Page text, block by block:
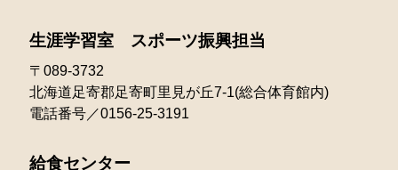
生涯学習室 スポーツ振興担当
〒089-3732
北海道足寄郡足寄町里見が丘7-1(総合体育館内)
電話番号／0156-25-3191
給食センター